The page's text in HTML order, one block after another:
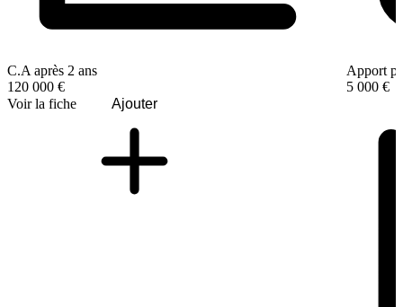
C.A après 2 ans
120 000 €
Voir la fiche
Ajouter
Apport
5 000 €